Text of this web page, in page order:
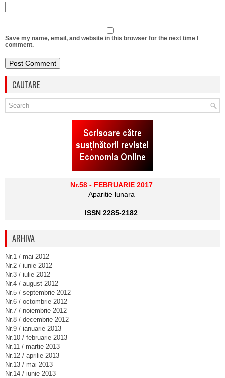
Save my name, email, and website in this browser for the next time I
comment.
CAUTARE
Nr.58 - FEBRUARIE 2017
Aparitie lunara
ISSN 2285-2182
ARHIVA
Nr.1 / mai 2012
Nr.2 / iunie 2012
Nr.3 / iulie 2012
Nr.4 / august 2012
Nr.5 / septembrie 2012
Nr.6 / octombrie 2012
Nr.7 / noiembrie 2012
Nr.8 / decembrie 2012
Nr.9 / ianuarie 2013
Nr.10 / februarie 2013
Nr.11 / martie 2013
Nr.12 / aprilie 2013
Nr.13 / mai 2013
Nr.14 / iunie 2013